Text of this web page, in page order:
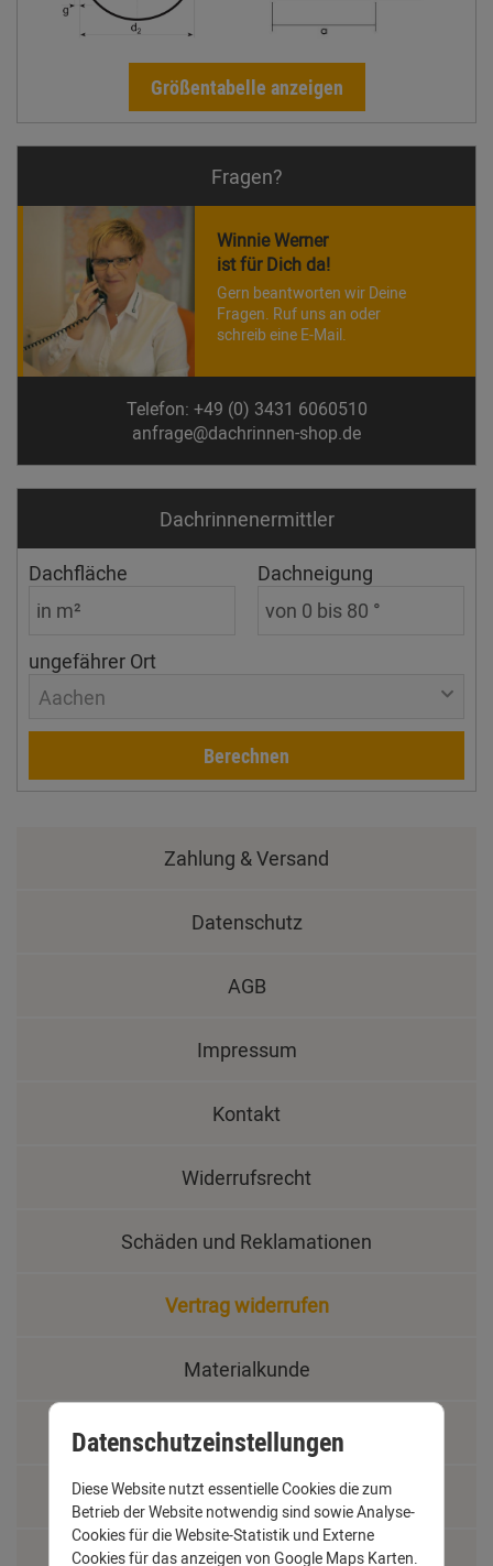
Größentabelle anzeigen
Fragen?
Winnie Werner
ist für Dich da!
Gern beantworten wir Deine
Fragen. Ruf uns an oder
schreib eine E-Mail.
Telefon: +49 (0) 3431 6060510
anfrage@dachrinnen-shop.de
Dachrinnen­ermittler
Dachfläche Dachneigung
ungefährer Ort
Aachen
Berechnen
Zahlung & Versand
Datenschutz
AGB
Impressum
Kontakt
Widerrufsrecht
Schäden und Reklamationen
Vertrag widerrufen
Materialkunde
Fachbegriffe
Jobs
Montage und Installationshilfen
Datenschutzeinstellungen
Diese Website nutzt essentielle Cookies die zum
Betrieb der Website notwendig sind sowie Analyse-
Cookies für die Website-Statistik und Externe
Cookies für das anzeigen von Google Maps Karten.